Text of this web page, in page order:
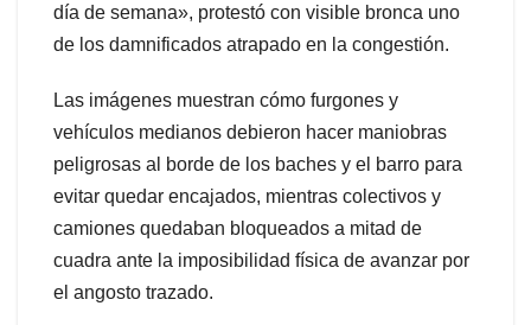
día de semana», protestó con visible bronca uno
de los damnificados atrapado en la congestión.
Las imágenes muestran cómo furgones y
vehículos medianos debieron hacer maniobras
peligrosas al borde de los baches y el barro para
evitar quedar encajados, mientras colectivos y
camiones quedaban bloqueados a mitad de
cuadra ante la imposibilidad física de avanzar por
el angosto trazado.